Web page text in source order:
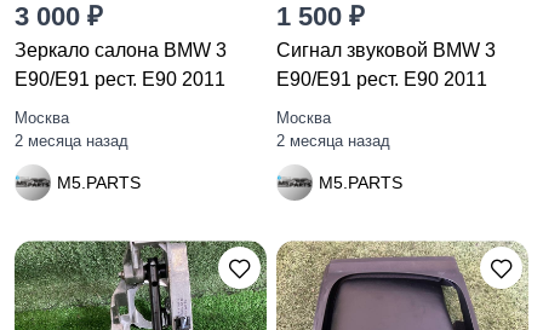
3 000 ₽
Зеркало салона BMW 3
E90/E91 рест. E90 2011
Москва
2 месяца назад
M5.PARTS
1 500 ₽
Сигнал звуковой BMW 3
E90/E91 рест. E90 2011
Москва
2 месяца назад
M5.PARTS